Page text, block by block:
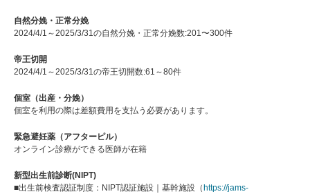
自然分娩・正常分娩
2024/4/1～2025/3/31の自然分娩・正常分娩数:201〜300件
帝王切開
2024/4/1～2025/3/31の帝王切開数:61～80件
個室（出産・分娩）
個室を利用の際は差額費用を支払う必要があります。
緊急避妊薬（アフターピル）
オンライン診療ができる医師が在籍
新型出生前診断(NIPT)
■出生前検査認証制度：NIPT認証施設｜基幹施設（https://jams-